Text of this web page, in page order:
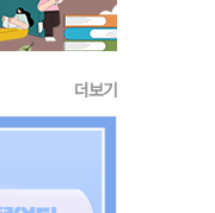
더보기